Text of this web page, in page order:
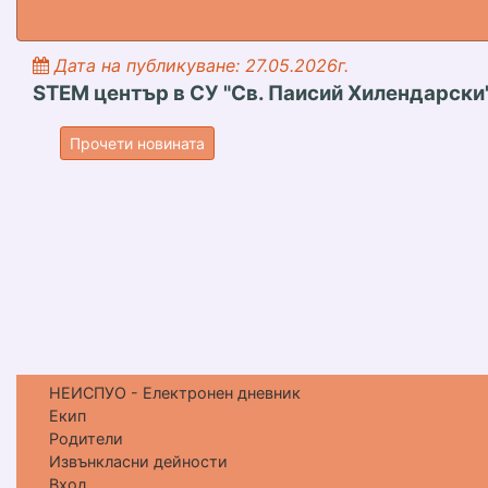
Дата на публикуване: 27.05.2026г.
STEM център в СУ "Св. Паисий
Прочети новината
НЕИСПУО - Електронен дневник
Екип
Родители
Извънкласни дейности
Вход